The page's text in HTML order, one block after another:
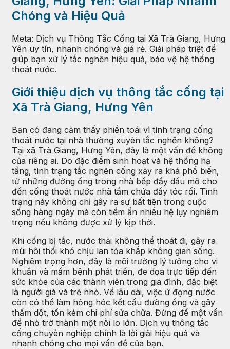
Chóng và Hiệu Quả
Meta: Dịch vụ Thông Tắc Cống tại Xã Trà Giang, Hưng
Yên uy tín, nhanh chóng và giá rẻ. Giải pháp triệt để
giúp bạn xử lý tắc nghẽn hiệu quả, bảo vệ hệ thống
thoát nước.
Giới thiệu dịch vụ thông tắc cống tại
Xã Trà Giang, Hưng Yên
Bạn có đang cảm thấy phiền toái vì tình trạng cống
thoát nước tại nhà thường xuyên tắc nghẽn không?
Tại xã Trà Giang, Hưng Yên, đây là một vấn đề không
của riêng ai. Do đặc điểm sinh hoạt và hệ thống hạ
tầng, tình trạng tắc nghẽn cống xảy ra khá phổ biến,
từ những đường ống trong nhà bếp đầy dầu mỡ cho
đến cống thoát nước nhà tắm chứa đầy tóc rối. Tình
trạng này không chỉ gây ra sự bất tiện trong cuộc
sống hàng ngày mà còn tiềm ẩn nhiều hệ lụy nghiêm
trọng nếu không được xử lý kịp thời.
Khi cống bị tắc, nước thải không thể thoát đi, gây ra
mùi hôi thối khó chịu lan tỏa khắp không gian sống.
Nghiêm trọng hơn, đây là môi trường lý tưởng cho vi
khuẩn và mầm bệnh phát triển, đe dọa trực tiếp đến
sức khỏe của các thành viên trong gia đình, đặc biệt
là người già và trẻ nhỏ. Về lâu dài, việc ứ đọng nước
còn có thể làm hỏng hóc kết cấu đường ống và gây
thấm dột, tốn kém chi phí sửa chữa. Đừng để một vấn
đề nhỏ trở thành một nỗi lo lớn. Dịch vụ thông tắc
cống chuyên nghiệp chính là lời giải hiệu quả và
nhanh chóng cho mọi vấn đề của bạn.